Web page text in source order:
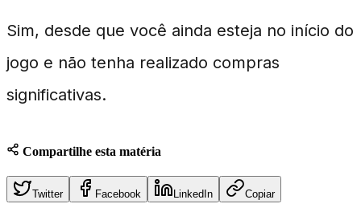
Sim, desde que você ainda esteja no início do
jogo e não tenha realizado compras
significativas.
Compartilhe esta matéria
Twitter Facebook LinkedIn Copiar